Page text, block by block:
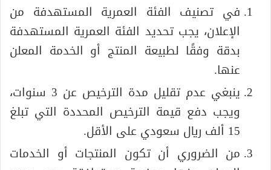
في تصنيف الفئة العمرية المستهدفة من
الإعلان، يجب تحديد الفئة العمرية المستهدفة
بدقة وفقًا لطبيعة المنتج أو الخدمة المعلن
عنها.
ينبغي عدم تقليل مدة الترخيص عن 3 سنوات،
ويجب دفع قيمة الترخيص المحددة التي تبلغ
15 ألف ريال سعودي على الأقل.
من الضروري أن تكون المنتجات أو الخدمات